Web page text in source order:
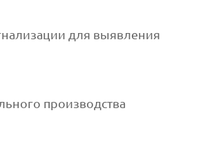
для выявления
производства